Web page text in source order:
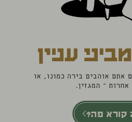
עניין
אתם אוהבים בירה כמונו, או
אחרות – המגזין.
קורא פה?